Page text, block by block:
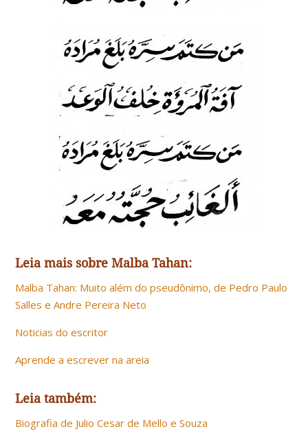
Leia mais sobre Malba Tahan:
Malba Tahan: Muito além do pseudônimo, de Pedro Paulo
Salles e Andre Pereira Neto
Noticias do escritor
Aprende a escrever na areia
Leia também:
Biografia de Julio Cesar de Mello e Souza